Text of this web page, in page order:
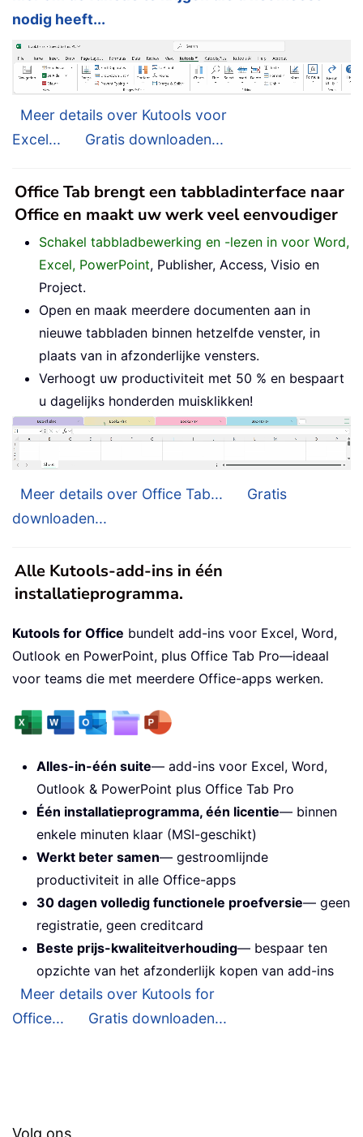
nodig heeft...
Meer details over Kutools voor
Excel...
Gratis downloaden...
Office Tab brengt een tabbladinterface naar
Office en maakt uw werk veel eenvoudiger
Schakel tabbladbewerking en -lezen in voor Word,
Excel, PowerPoint, Publisher, Access, Visio en
Project.
Open en maak meerdere documenten aan in
nieuwe tabbladen binnen hetzelfde venster, in
plaats van in afzonderlijke vensters.
Verhoogt uw productiviteit met 50 % en bespaart
u dagelijks honderden muisklikken!
Meer details over Office Tab...
Gratis
downloaden...
Alle Kutools-add-ins in één
installatieprogramma.
Kutools for Office bundelt add-ins voor Excel, Word,
Outlook en PowerPoint, plus Office Tab Pro—ideaal
voor teams die met meerdere Office-apps werken.
Alles-in-één suite— add-ins voor Excel, Word,
Outlook & PowerPoint plus Office Tab Pro
Één installatieprogramma, één licentie— binnen
enkele minuten klaar (MSI-geschikt)
Werkt beter samen— gestroomlijnde
productiviteit in alle Office-apps
30 dagen volledig functionele proefversie— geen
registratie, geen creditcard
Beste prijs-kwaliteitverhouding— bespaar ten
opzichte van het afzonderlijk kopen van add-ins
Meer details over Kutools for
Office...
Gratis downloaden...
Volg ons